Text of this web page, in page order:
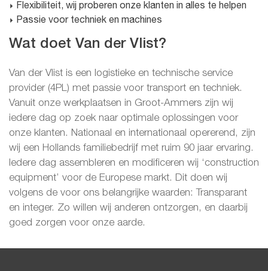
Flexibiliteit, wij proberen onze klanten in alles te helpen
Passie voor techniek en machines
Wat doet Van der Vlist?
Van der Vlist is een logistieke en technische service
provider (4PL) met passie voor transport en techniek.
Vanuit onze werkplaatsen in Groot-Ammers zijn wij
iedere dag op zoek naar optimale oplossingen voor
onze klanten. Nationaal en internationaal opererend, zijn
wij een Hollands familiebedrijf met ruim 90 jaar ervaring.
Iedere dag assembleren en modificeren wij ‘construction
equipment’ voor de Europese markt. Dit doen wij
volgens de voor ons belangrijke waarden: Transparant
en integer. Zo willen wij anderen ontzorgen, en daarbij
goed zorgen voor onze aarde.